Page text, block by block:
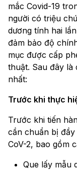
mắc Covid-19
người có triệu
dương tính hai
đảm bảo độ
mục được cấp
thuật. Sau đây là
nhất:
Trước khi thực
Trước khi tiến
cần chuẩn bị
CoV-2, bao gồm
Que lấy mẫu